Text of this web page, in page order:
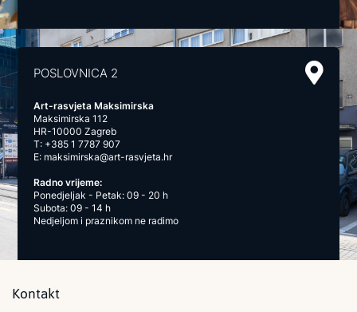
POSLOVNICA 2
Art-rasvjeta Maksimirska
Maksimirska 112
HR-10000 Zagreb
T: +385 1 7787 907
E: maksimirska@art-rasvjeta.hr
Radno vrijeme:
Ponedjeljak - Petak: 09 - 20 h
Subota: 09 - 14 h
Nedjeljom i praznikom ne radimo
Kontakt